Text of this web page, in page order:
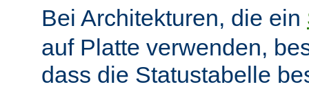
Bei Architekturen, die ein
auf Platte verwenden,
dass die Statustabelle